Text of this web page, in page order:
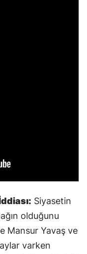
Siyasetin
olduğunu
Mansur Yavaş ve
varken